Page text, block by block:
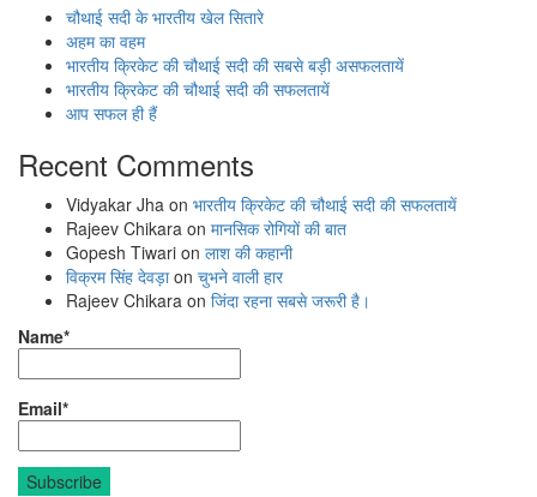
चौथाई सदी के भारतीय खेल सितारे
अहम का वहम
भारतीय क्रिकेट की चौथाई सदी की सबसे बड़ी असफलतायें
भारतीय क्रिकेट की चौथाई सदी की सफलतायें
आप सफल ही हैं
Recent Comments
Vidyakar Jha on भारतीय क्रिकेट की चौथाई सदी की सफलतायें
Rajeev Chikara on मानसिक रोगियों की बात
Gopesh Tiwari on लाश की कहानी
विक्रम सिंह देवड़ाon चुभने वाली हार
Rajeev Chikara on जिंदा रहना सबसे जरूरी है।
Name*
Email*